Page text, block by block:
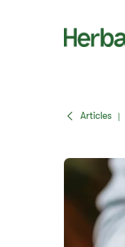
Articles |